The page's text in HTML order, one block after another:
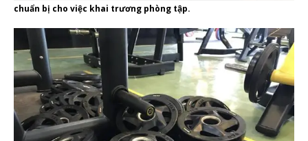
chuẩn bị cho việc khai trương phòng tập.